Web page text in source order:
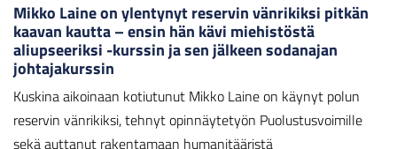
Mikko Laine on ylentynyt reservin vänrikiksi pitkän
kaavan kautta – ensin hän kävi miehistöstä
aliupseeriksi -kurssin ja sen jälkeen sodanajan
johtajakurssin
Kuskina aikoinaan kotiutunut Mikko Laine on käynyt polun
reservin vänrikiksi, tehnyt opinnäytetyön Puolustusvoimille
sekä auttanut rakentamaan humanitääristä